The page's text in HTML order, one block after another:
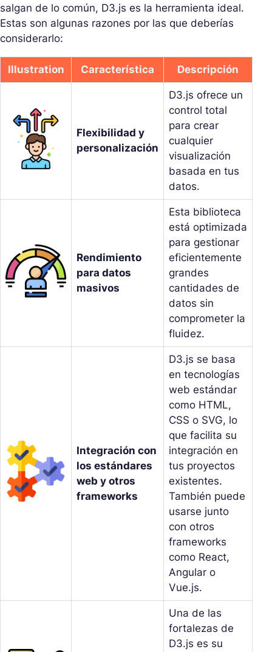
salgan de lo común, D3.js es la herramienta ideal.
Estas son algunas razones por las que deberías
considerarlo:
Illustration Característica Descripción
Flexibilidad y
personalización
D3.js ofrece un
control total
para crear
cualquier
visualización
basada en tus
datos.
Rendimiento
para datos
masivos
Esta biblioteca
está optimizada
para gestionar
eficientemente
grandes
cantidades de
datos sin
comprometer la
fluidez.
Integración con
los estándares
web y otros
frameworks
D3.js se basa
en tecnologías
web estándar
como HTML,
CSS o SVG, lo
que facilita su
integración en
tus proyectos
existentes.
También puede
usarse junto
con otros
frameworks
como React,
Angular o
Vue.js.
Una de las
fortalezas de
D3.js es su